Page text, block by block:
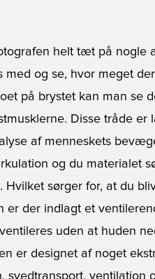
helt tæt på nogle
med og se, hvor meget
på brystet kan man se
Disse tråde er
af menneskets
og du materialet
Hvilket sørger for, at du
er der indlagt et
uden at huden
er designet af noget
svedtransport, ventilation